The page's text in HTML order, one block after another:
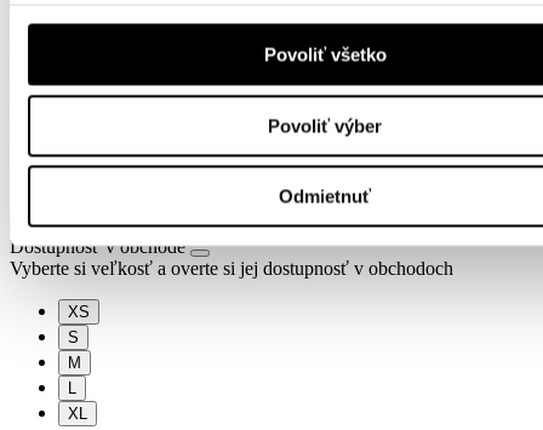
Povoliť všetko
Povoliť výber
Odmietnuť
Šírka hrudníka: 36 cm
Dĺžka výrobku: 62 cm
Šírka hrudníka: 42 cm
Pridať do košíka
Dostupnosť v obchode
Vyberte si veľkosť a overte si jej dostupnosť v obchodoch
XS
S
M
L
XL